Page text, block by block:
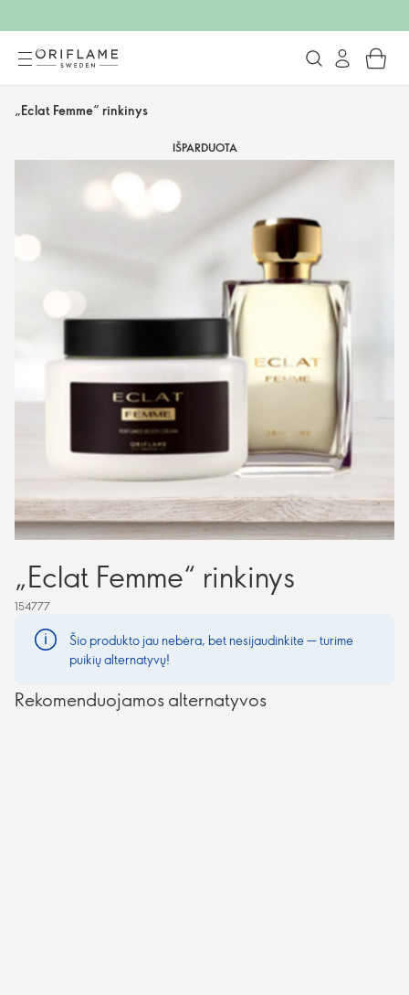
„Eclat Femme“ rinkinys
IŠPARDUOTA
„Eclat Femme“ rinkinys
154777
Šio produkto jau nebėra, bet nesijaudinkite — turime
puikių alternatyvų!
Rekomenduojamos alternatyvos